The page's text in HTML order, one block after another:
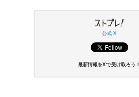
公式 X
最新情報をXで受け取ろう！